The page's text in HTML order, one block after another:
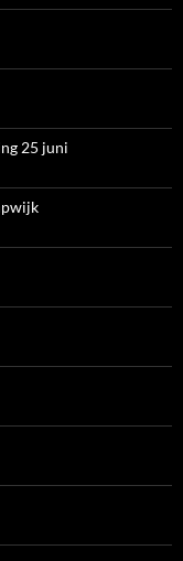
25 juni